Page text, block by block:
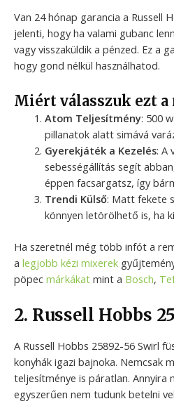
Van 24 hónap garancia a Russell
jelenti, hogy ha valami gubanc
vagy visszaküldik a pénzed. Ez a
hogy gond nélkül használhatod.
Miért válasszuk ezt a
Atom Teljesítmény: 500
pillanatok alatt simává
Gyerekjáték a Kezelés: A
sebességállítás segít
éppen facsargatsz, így
Trendi Külső: Matt fekete
könnyen letörölhető is, ha
Ha szeretnél még több infót a
a legjobb kézi mixerek
pöpec márkákat mint a Bosch,
2. Russell Hobbs
A Russell Hobbs 25892-56 Swirl
konyhák igazi bajnoka. Nemcsak
teljesítménye is páratlan. Annyira
egyszerűen nem tudunk betelni